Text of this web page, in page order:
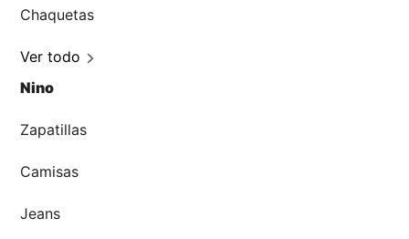
Chaquetas
Ver todo
Nino
Zapatillas
Camisas
Jeans